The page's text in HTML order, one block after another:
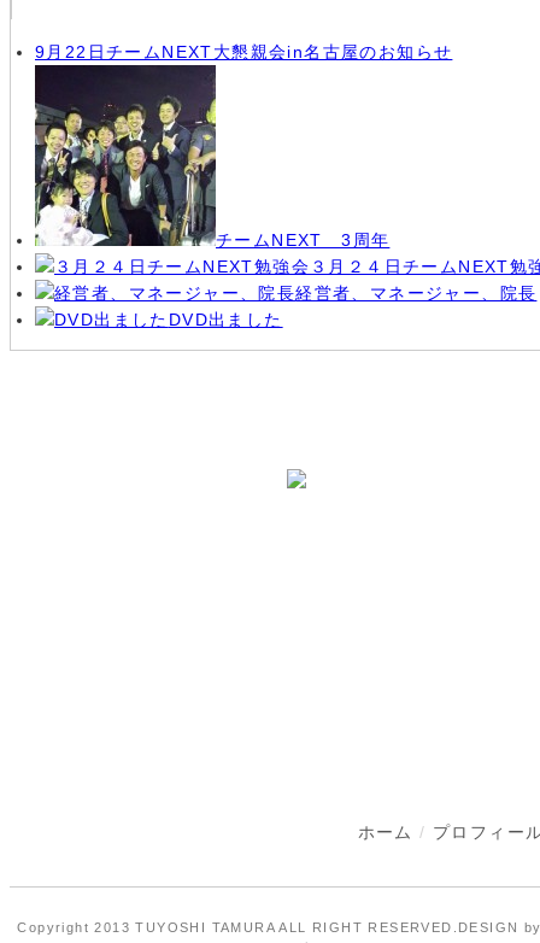
9月22日チームNEXT大懇親会in名古屋のお知らせ
チームNEXT 3周年
３月２４日チームNEXT勉
経営者、マネージャー、院長
DVD出ました
ホーム / プロフィー
Copyright 2013 TUYOSHI TAMURA ALL RIGHT RESERVED.DESIGN